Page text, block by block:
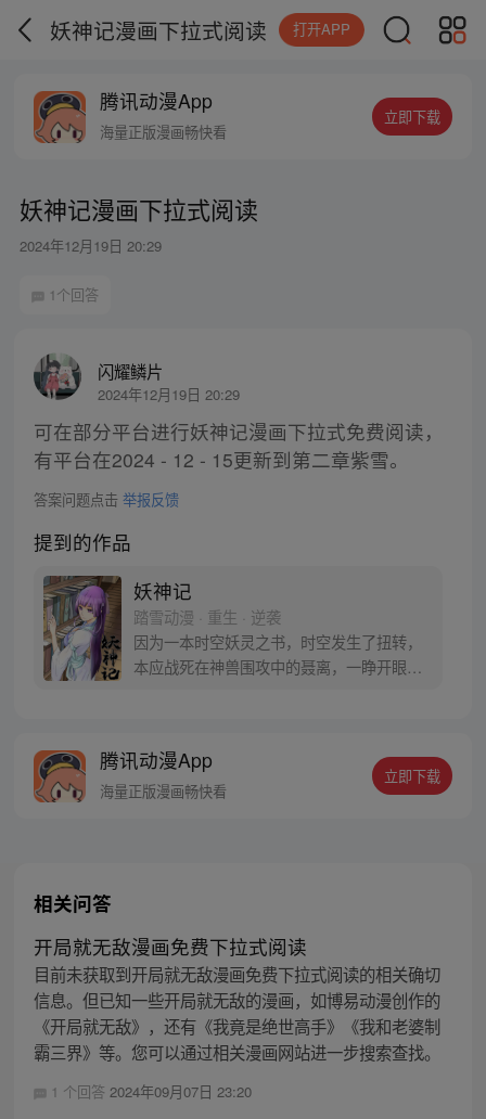
妖神记漫画下拉式阅读 打开APP
腾讯动漫App
海量正版漫画畅快看
立即下载
妖神记漫画下拉式阅读
2024年12月19日 20:29
1个回答
闪耀鳞片
2024年12月19日 20:29
可在部分平台进行妖神记漫画下拉式免费阅读，
有平台在2024 - 12 - 15更新到第二章紫雪。
答案问题点击 举报反馈
提到的作品
妖神记
踏雪动漫 · 重生 · 逆袭
因为一本时空妖灵之书，时空发生了扭转，
本应战死在神兽围攻中的聂离，一睁开眼已
腾讯动漫App
海量正版漫画畅快看
立即下载
相关问答
开局就无敌漫画免费下拉式阅读
目前未获取到开局就无敌漫画免费下拉式阅读的相关确切
信息。但已知一些开局就无敌的漫画，如博易动漫创作的
《开局就无敌》，还有《我竟是绝世高手》《我和老婆制
霸三界》等。您可以通过相关漫画网站进一步搜索查找。
1 个回答 2024年09月07日 23:20